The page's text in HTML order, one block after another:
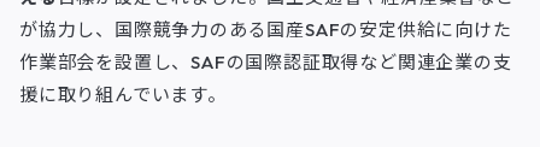
が協力し、国際競争力のある国産SAFの安定供給に向けた
作業部会を設置し、SAFの国際認証取得など関連企業の支
援に取り組んでいます。